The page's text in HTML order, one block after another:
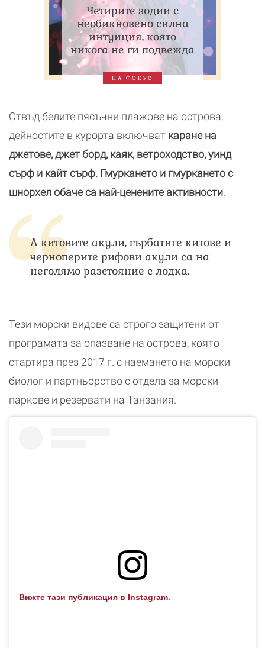
Четирите зодии с
необикновено силна
интуиция, която
никога не ги подвежда
НА ФОКУС
Отвъд белите пясъчни плажове на острова,
дейностите в курорта включват каране на
джетове, джет борд, каяк, ветроходство, уинд
сърф и кайт сърф. Гмуркането и гмуркането с
шнорхел обаче са най-ценените активности.
А китовите акули, гърбатите китове и
черноперите рифови акули са на
неголямо разстояние с лодка.
Тези морски видове са строго защитени от
програмата за опазване на острова, която
стартира през 2017 г. с наемането на морски
биолог и партньорство с отдела за морски
паркове и резервати на Танзания.
Вижте тази публикация в Instagram.